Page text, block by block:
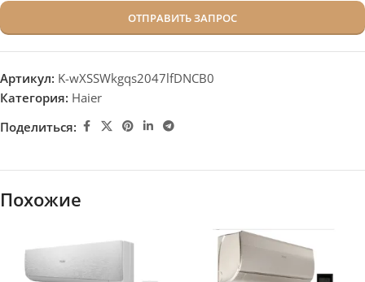
Артикул: K-wXSSWkgqs2047lfDNCB0
Категория: Haier
Поделиться:
Похожие